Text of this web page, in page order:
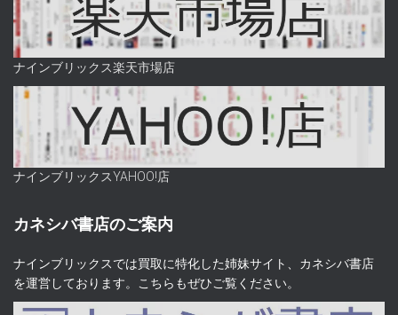
ナインブリックス楽天市場店
ナインブリックスYAHOO!店
カネシバ書店のご案内
ナインブリックスでは買取に特化した姉妹サイト、カネシバ書店
を運営しております。こちらもぜひご覧ください。